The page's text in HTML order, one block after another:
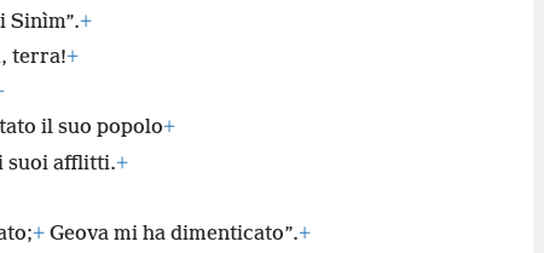
Sinìm”.+
terra!+
il suo popolo+
suoi afflitti.+
+ Geova mi ha dimenticato”.+